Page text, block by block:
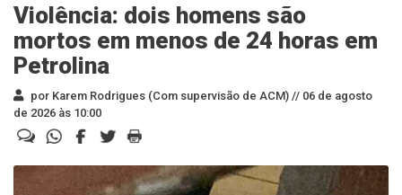
Violência: dois homens são
mortos em menos de 24 horas em
Petrolina
por Karem Rodrigues (Com supervisão de ACM) // 06 de agosto
de 2026 às 10:00